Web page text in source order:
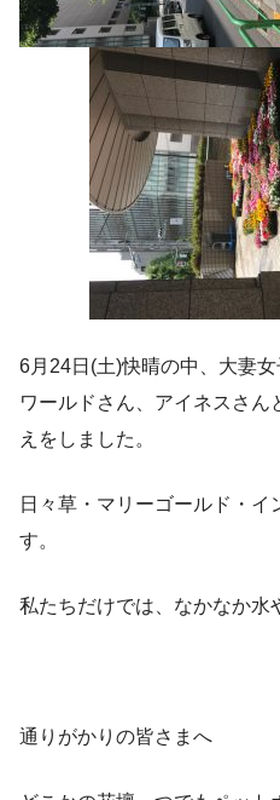
6月24日(土)快晴の中、大妻
ワールドさん、アイネスさ
えをしました。
日々草・マリーゴールド・イ
す。
私たちだけでは、なかなか水
通りがかりの皆さまへ